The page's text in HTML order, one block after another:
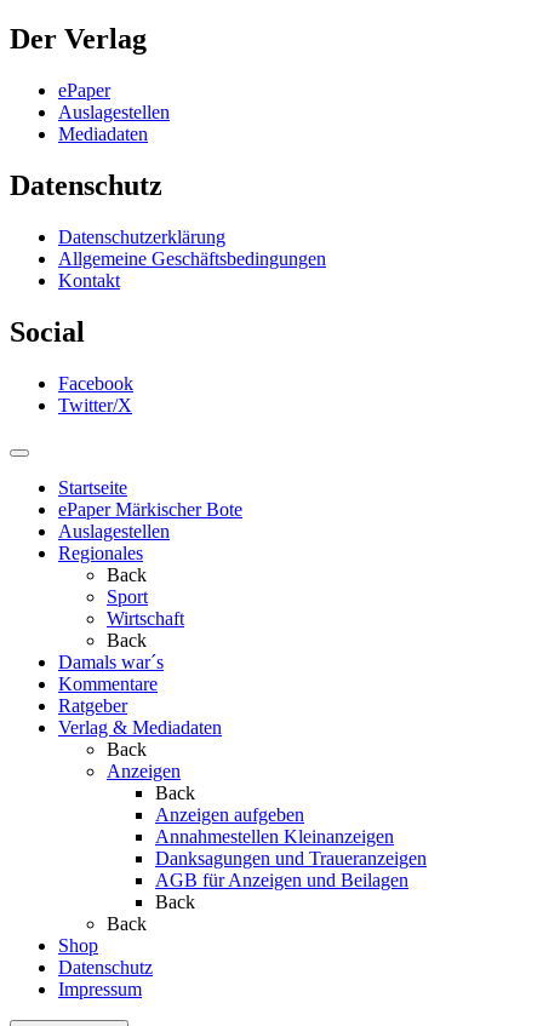
Der Verlag
ePaper
Auslagestellen
Mediadaten
Datenschutz
Datenschutzerklärung
Allgemeine Geschäftsbedingungen
Kontakt
Social
Facebook
Twitter/X
Startseite
ePaper Märkischer Bote
Auslagestellen
Regionales
Back
Sport
Wirtschaft
Back
Damals war´s
Kommentare
Ratgeber
Verlag & Mediadaten
Back
Anzeigen
Back
Anzeigen aufgeben
Annahmestellen Kleinanzeigen
Danksagungen und Traueranzeigen
AGB für Anzeigen und Beilagen
Back
Back
Shop
Datenschutz
Impressum